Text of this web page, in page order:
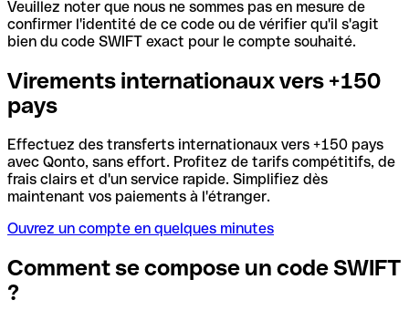
Veuillez noter que nous ne sommes pas en mesure de
confirmer l'identité de ce code ou de vérifier qu'il s'agit
bien du code SWIFT exact pour le compte souhaité.
Virements internationaux vers +150
pays
Effectuez des transferts internationaux vers +150 pays
avec Qonto, sans effort. Profitez de tarifs compétitifs, de
frais clairs et d'un service rapide. Simplifiez dès
maintenant vos paiements à l'étranger.
Ouvrez un compte en quelques minutes
Comment se compose un code SWIFT
?